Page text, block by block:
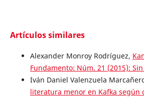
Artículos similares
Alexander Monroy Rodríguez,
Fundamento: Núm. 21 (2015):
Iván Daniel Valenzuela
literatura menor en Kafka según